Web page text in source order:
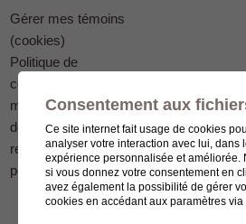
Gérer mes témoins
(cookies)
Politique de
confidentialité en
matière
de protection des
renseignements
personnels
Consentement aux
Ce site internet fait usage de cookies
analyser votre interaction avec lui, dans
expérience personnalisée et améliorée.
si vous donnez votre consentement en
avez également la possibilité de gérer
cookies en accédant aux paramètres